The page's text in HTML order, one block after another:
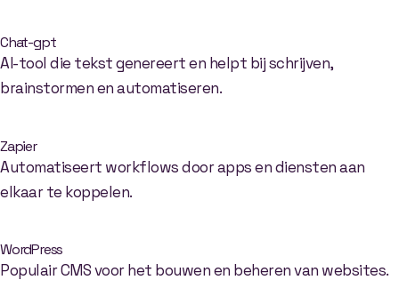
Chat-gpt
AI-tool die tekst genereert en helpt bij schrijven,
brainstormen en automatiseren.
Zapier
Automatiseert workflows door apps en diensten aan
elkaar te koppelen.
WordPress
Populair CMS voor het bouwen en beheren van websites.